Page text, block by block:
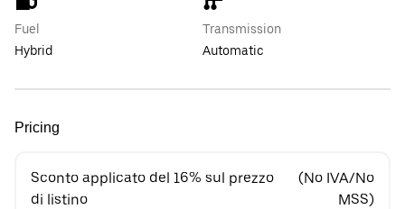
Fuel
Hybrid
Transmission
Automatic
Pricing
Sconto applicato del 16% sul prezzo
di listino
(No IVA/No
MSS)